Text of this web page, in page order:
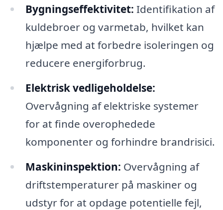
Bygningseffektivitet: Identifikation af
kuldebroer og varmetab, hvilket kan
hjælpe med at forbedre isoleringen og
reducere energiforbrug.
Elektrisk vedligeholdelse:
Overvågning af elektriske systemer
for at finde overophedede
komponenter og forhindre brandrisici.
Maskininspektion: Overvågning af
driftstemperaturer på maskiner og
udstyr for at opdage potentielle fejl,